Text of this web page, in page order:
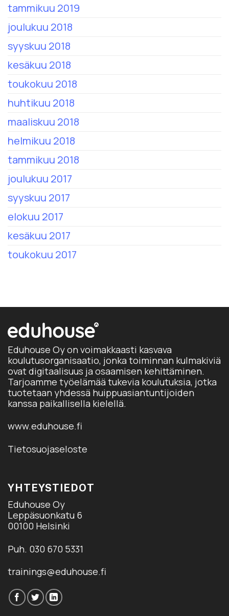
tammikuu 2019
joulukuu 2018
syyskuu 2018
kesäkuu 2018
toukokuu 2018
huhtikuu 2018
maaliskuu 2018
helmikuu 2018
tammikuu 2018
joulukuu 2017
syyskuu 2017
elokuu 2017
kesäkuu 2017
toukokuu 2017
Eduhouse Oy on voimakkaasti kasvava
koulutusorganisaatio, jonka toiminnan kulmakiviä
ovat digitaalisuus ja osaamisen kehittäminen.
Tarjoamme työelämää tukevia koulutuksia, jotka
tuotetaan yhdessä huippuasiantuntijoiden
kanssa paikallisella kielellä.
www.eduhouse.fi
Tietosuojaseloste
YHTEYSTIEDOT
Eduhouse Oy
Leppäsuonkatu 6
00100 Helsinki
Puh. 030 670 5331
trainings@eduhouse.fi